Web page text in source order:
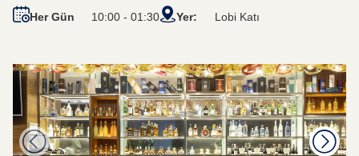
SERTİFİKALARIMIZ
İLETİŞİM
Her Gün 10:00 - 01:30 Yer: Lobi Katı